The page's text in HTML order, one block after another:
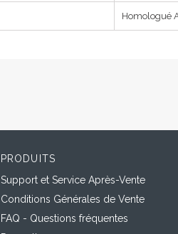
Homologué
PRODUITS
Support et Service Après-Vente
Conditions Générales de Vente
FAQ - Questions fréquentes